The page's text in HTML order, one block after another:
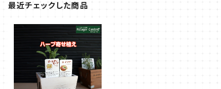
最近チェックした商品